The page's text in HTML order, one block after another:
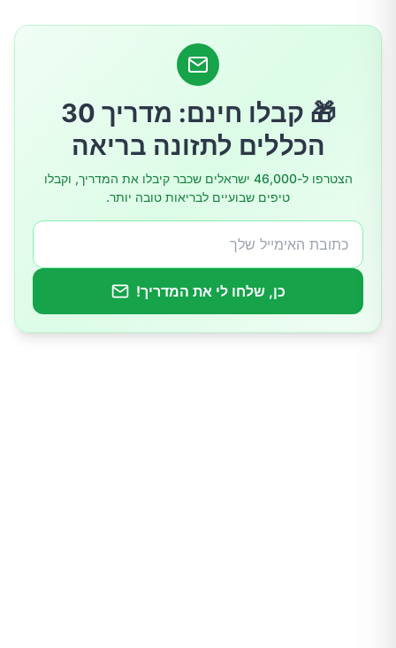
אימון אירובי: ריצה, הליכה ואופניים
ניהול מתחים וטיפול מונע
מדיטציה ונשימות עמוקות
טיפולים משלימים ושיטות הרפיה נוספות
שימוש בחום והקלה מקומית
🎁 קבלו חינם: מדריך 30
הכללים לתזונה בריאה
הצטרפו ל-46,000 ישראלים שכבר קיבלו את המדריך, וקבלו
טיפים שבועיים לבריאות טובה יותר.
כן, שלחו לי את המדריך!